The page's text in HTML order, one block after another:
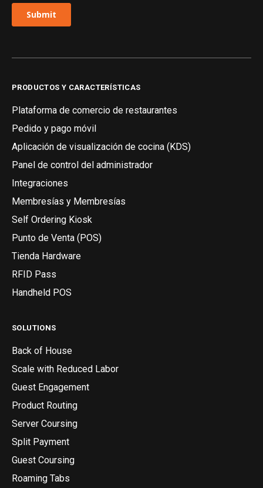
PRODUCTOS Y CARACTERÍSTICAS
Plataforma de comercio de restaurantes
Pedido y pago móvil
Aplicación de visualización de cocina (KDS)
Panel de control del administrador
Integraciones
Membresías y Membresías
Self Ordering Kiosk
Punto de Venta (POS)
Tienda Hardware
RFID Pass
Handheld POS
SOLUTIONS
Back of House
Scale with Reduced Labor
Guest Engagement
Product Routing
Server Coursing
Split Payment
Guest Coursing
Roaming Tabs